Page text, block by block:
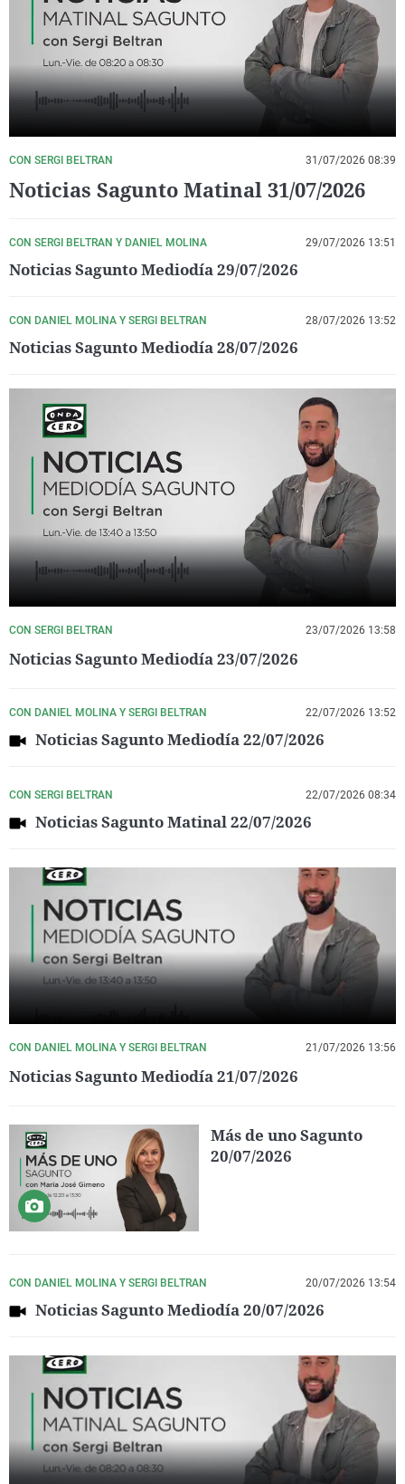
La rosa de los vientos
Gente viajera
Como el perro y el
Caso
Retornados
Equipo de
Operación Viuda
Extremadura
Galicia
La Rioja
Navarra
País Vasco
Virales
Televisión
Elecciones
CON SERGI BELTRAN 31/07/2026 08:39
Noticias Sagunto Matinal 31/07/2026
CON SERGI BELTRAN Y DANIEL MOLINA 29/07/2026 13:51
Noticias Sagunto Mediodía 29/07/2026
CON DANIEL MOLINA Y SERGI BELTRAN 28/07/2026 13:52
Noticias Sagunto Mediodía 28/07/2026
CON SERGI BELTRAN 23/07/2026 13:58
Noticias Sagunto Mediodía 23/07/2026
CON DANIEL MOLINA Y SERGI BELTRAN 22/07/2026 13:52
Noticias Sagunto Mediodía 22/07/2026
CON SERGI BELTRAN 22/07/2026 08:34
Noticias Sagunto Matinal 22/07/2026
CON DANIEL MOLINA Y SERGI BELTRAN 21/07/2026 13:56
Noticias Sagunto Mediodía 21/07/2026
Más de uno Sagunto
20/07/2026
CON DANIEL MOLINA Y SERGI BELTRAN 20/07/2026 13:54
Noticias Sagunto Mediodía 20/07/2026